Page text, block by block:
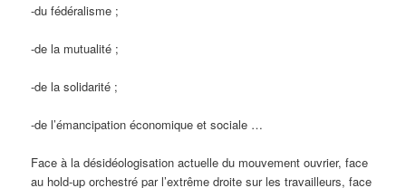
-du fédéralisme ;
-de la mutualité ;
-de la solidarité ;
-de l’émancipation économique et sociale …
Face à la désidéologisation actuelle du mouvement ouvrier, face
au hold-up orchestré par l’extrême droite sur les travailleurs, face